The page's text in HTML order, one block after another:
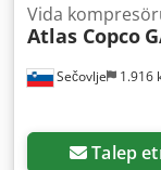
Sečovlje 1.916
Vida
Atlas Copco
Talep